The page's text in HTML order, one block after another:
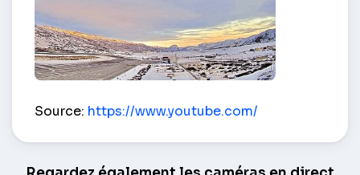
Source: https://www.youtube.com/